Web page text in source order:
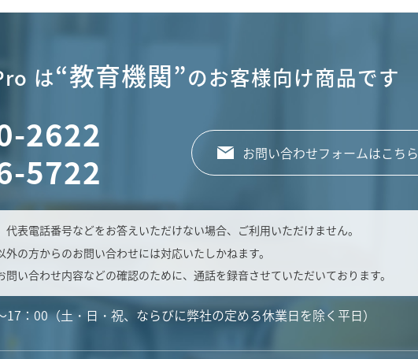
は“教育機関”のお客様向け商品です
2622
5722 お問い合わせフォームはこちら
表電話番号などをお答えいただけない場合、ご利用いただけません。
の方からのお問い合わせには対応いたしかねます。
い合わせ内容などの確認のために、通話を録音させていただいております。
17：00（土・日・祝、ならびに弊社の定める休業日を除く平日）